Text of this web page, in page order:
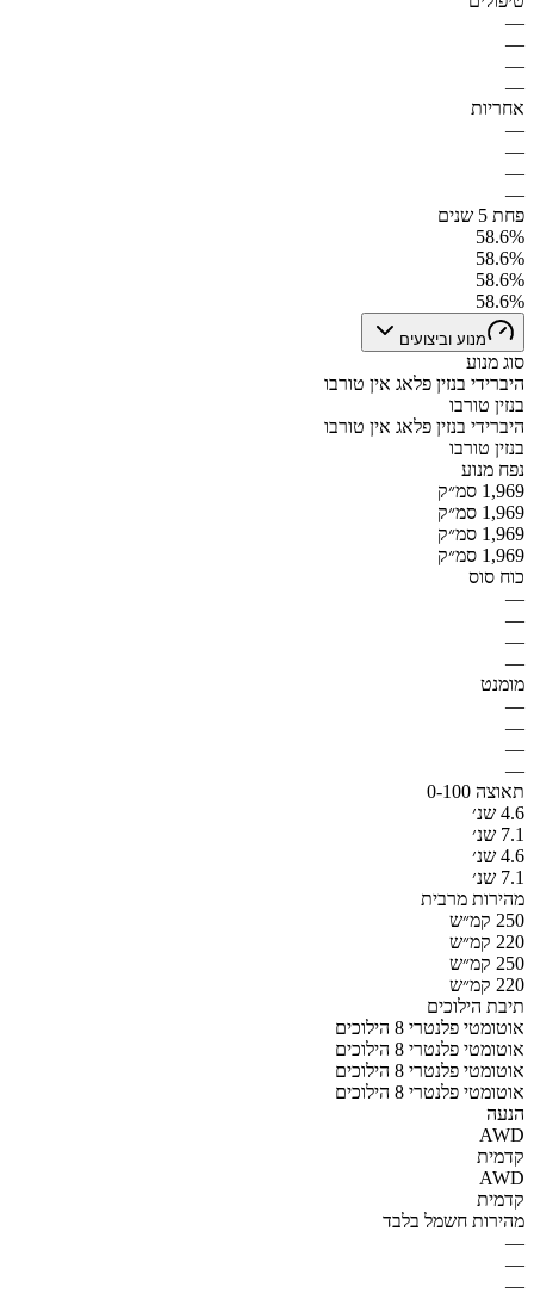
—
—
—
—
אחריות
—
—
—
—
פחת 5 שנים
58.6%
58.6%
58.6%
58.6%
מנוע וביצועים
סוג מנוע
היברידי בנזין פלאג אין טורבו
בנזין טורבו
היברידי בנזין פלאג אין טורבו
בנזין טורבו
נפח מנוע
1,969 סמ״ק
1,969 סמ״ק
1,969 סמ״ק
1,969 סמ״ק
כוח סוס
—
—
—
—
מומנט
—
—
—
—
תאוצה 0-100
4.6 שנ׳
7.1 שנ׳
4.6 שנ׳
7.1 שנ׳
מהירות מרבית
250 קמ״ש
220 קמ״ש
250 קמ״ש
220 קמ״ש
תיבת הילוכים
אוטומטי פלנטרי 8 הילוכים
אוטומטי פלנטרי 8 הילוכים
אוטומטי פלנטרי 8 הילוכים
אוטומטי פלנטרי 8 הילוכים
הנעה
AWD
קדמית
AWD
קדמית
מהירות חשמל בלבד
—
—
—